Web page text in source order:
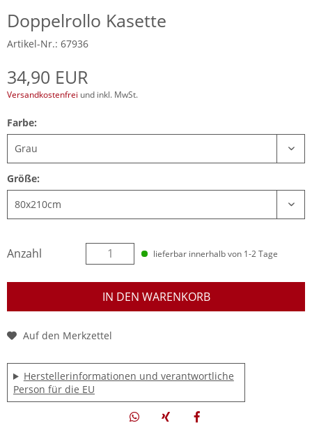
Doppelrollo Kasette
Artikel-Nr.: 67936
34,90 EUR
Versandkostenfrei und inkl. MwSt.
Farbe:
Größe:
Anzahl lieferbar innerhalb von 1-2 Tage
IN DEN WARENKORB
Auf den Merkzettel
Herstellerinformationen und verantwortliche
Person für die EU